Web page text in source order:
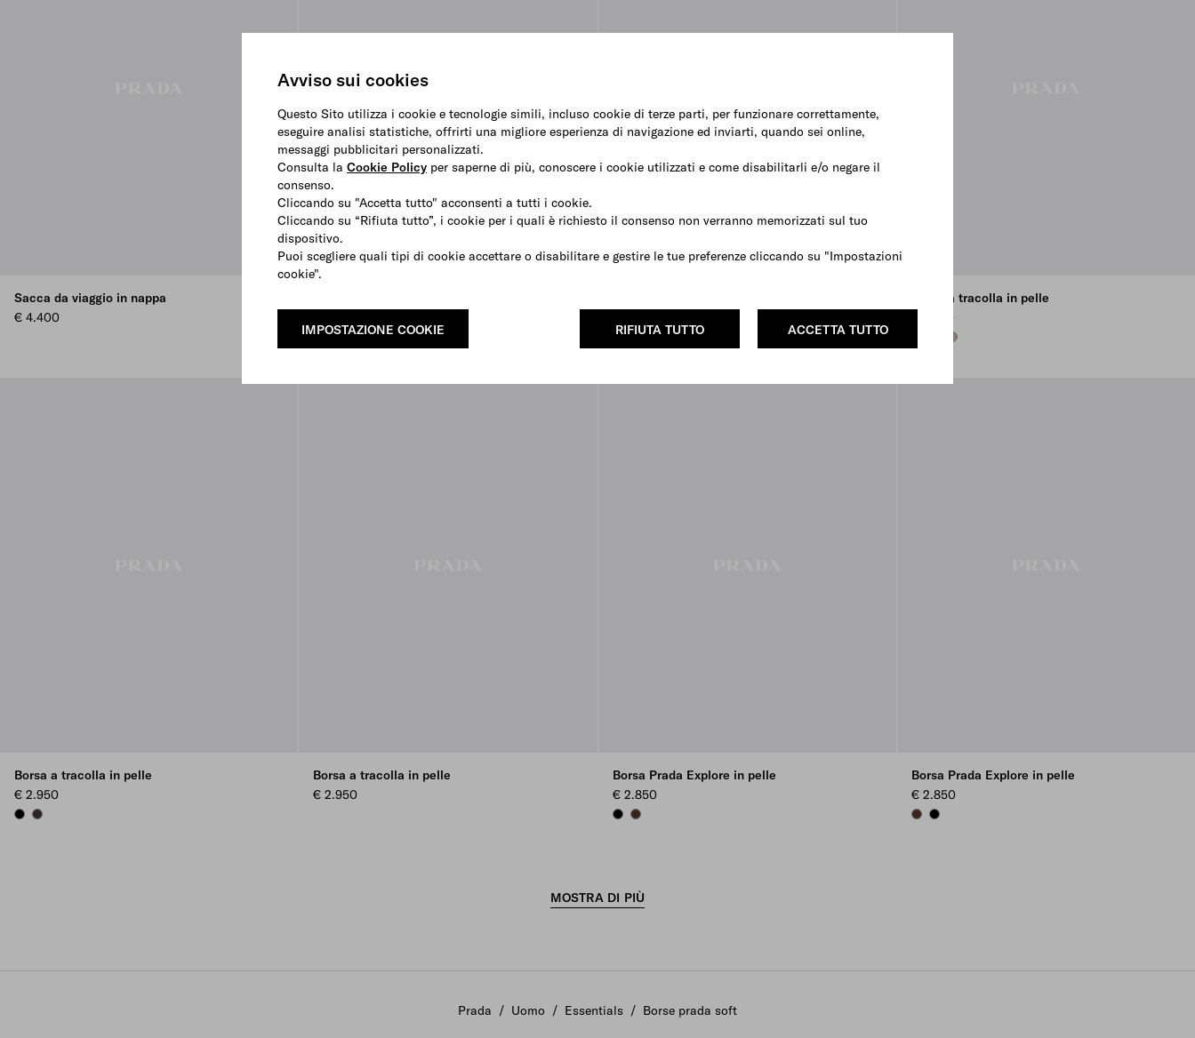
Avviso sui cookies
Questo Sito utilizza i cookie e tecnologie simili, incluso cookie di terze parti, per funzionare correttamente,
eseguire analisi statistiche, offrirti una migliore esperienza di navigazione ed inviarti, quando sei online,
messaggi pubblicitari personalizzati.
Consulta la Cookie Policy per saperne di più, conoscere i cookie utilizzati e come disabilitarli e/o negare il
consenso.
Cliccando su "Accetta tutto" acconsenti a tutti i cookie.
Cliccando su “Rifiuta tutto”, i cookie per i quali è richiesto il consenso non verranno memorizzati sul tuo
dispositivo.
Puoi scegliere quali tipi di cookie accettare o disabilitare e gestire le tue preferenze cliccando su "Impostazioni
cookie".
ACCETTA TUTTO
RIFIUTA TUTTO
IMPOSTAZIONE COOKIE
Sacca da viaggio in nappa
€ 4.400
Borsa a tracolla in pelle
€ 1.980
DARK BROWN
CLAY
Borsa a tracolla in pelle
€ 2.950
BLACKDARK BROWN
Borsa a tracolla in pelle
€ 2.950
Borsa Prada Explore in pelle
€ 2.850
BLACKCOFFEE
Borsa Prada Explore in pelle
€ 2.850
COFFEEBLACK
MOSTRA DI PIÙ
Prada / Uomo / Essentials / Borse prada soft